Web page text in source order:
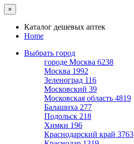
×
Каталог дешевых аптек
Home
Выбрать город
городе Москва 6238
Москва 1992
Зеленоград 116
Московский 39
Московская область 4819
Балашиха 277
Подольск 218
Химки 196
Краснодарский край 3763